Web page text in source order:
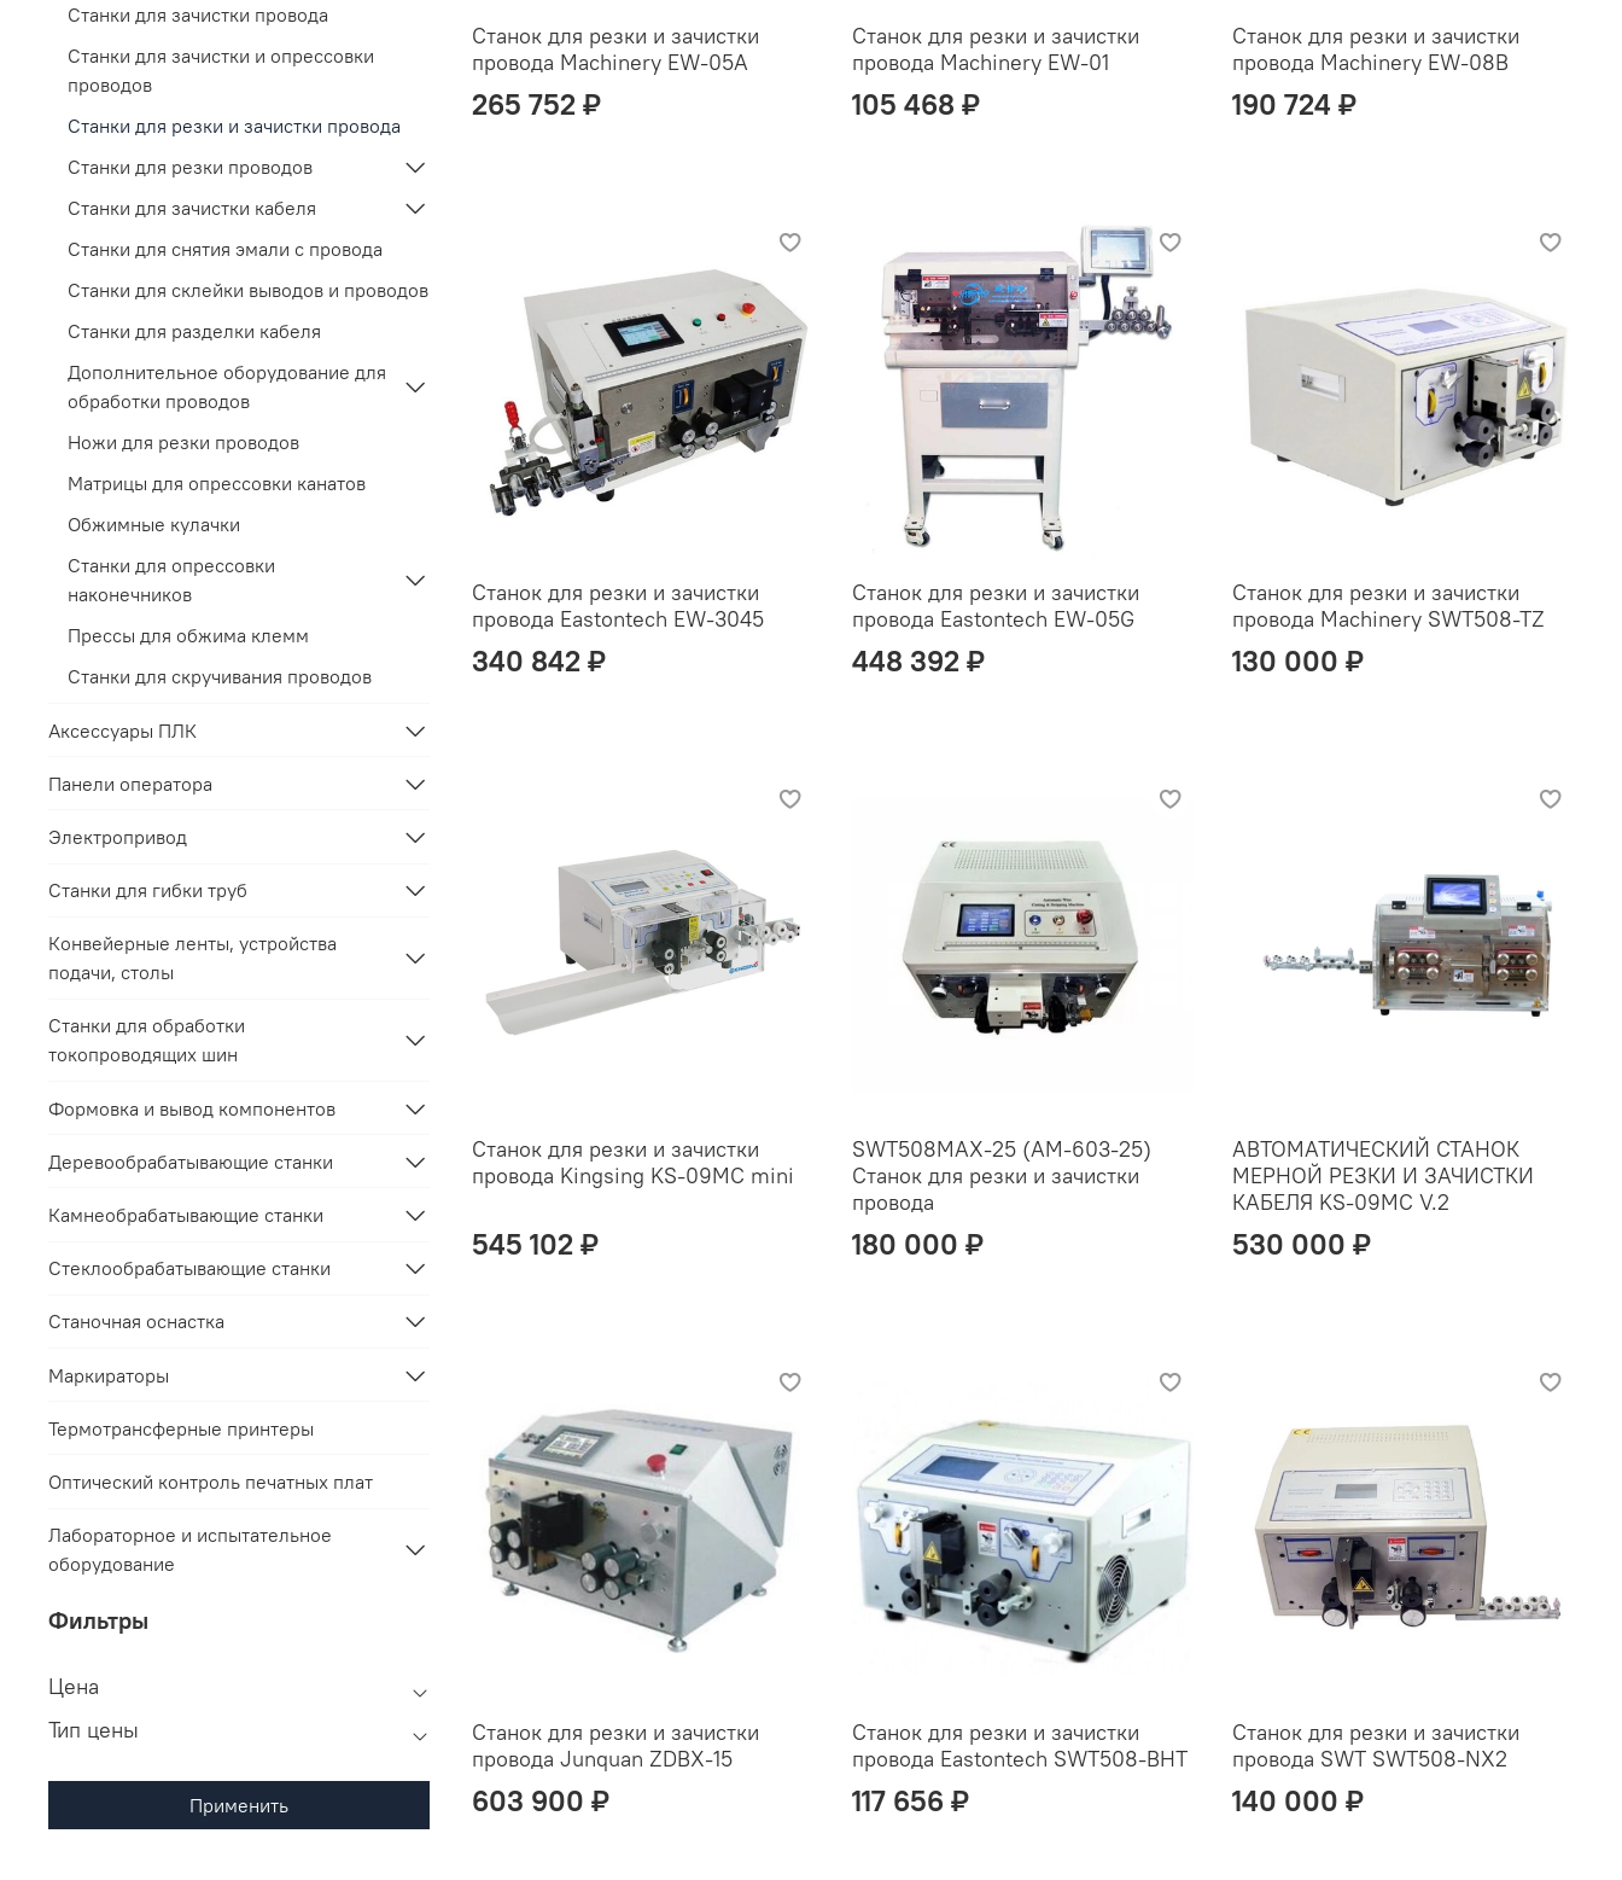
Станок для резки и зачистки
провода Machinery EW-05A
265 752 ₽
Станок для резки и зачистки
провода Machinery EW-01
105 468 ₽
Станок для резки и зачистки
провода Machinery EW-08B
190 724 ₽
Станок для резки и зачистки
провода Eastontech EW-3045
340 842 ₽
Станок для резки и зачистки
провода Eastontech EW-05G
448 392 ₽
Станок для резки и зачистки
провода Machinery SWT508-TZ
130 000 ₽
Станок для резки и зачистки
провода Kingsing KS-09MC mini
545 102 ₽
SWT508MAX-25 (AM-603-25)
Станок для резки и зачистки
провода
180 000 ₽
АВТОМАТИЧЕСКИЙ СТАНОК
МЕРНОЙ РЕЗКИ И ЗАЧИСТКИ
КАБЕЛЯ KS-09MC V.2
530 000 ₽
Станок для резки и зачистки
провода Junquan ZDBX-15
603 900 ₽
Станок для резки и зачистки
провода Eastontech SWT508-BHT
117 656 ₽
Станок для резки и зачистки
провода SWT SWT508-NX2
140 000 ₽
Станки для зачистки провода
Станки для зачистки и опрессовки
проводов
Станки для резки и зачистки провода
Станки для резки проводов
Станки для зачистки кабеля
Станки для снятия эмали с провода
Станки для склейки выводов и проводов
Станки для разделки кабеля
Дополнительное оборудование для
обработки проводов
Ножи для резки проводов
Матрицы для опрессовки канатов
Обжимные кулачки
Станки для опрессовки
наконечников
Прессы для обжима клемм
Станки для скручивания проводов
Аксессуары ПЛК
Панели оператора
Электропривод
Станки для гибки труб
Конвейерные ленты, устройства
подачи, столы
Станки для обработки
токопроводящих шин
Формовка и вывод компонентов
Деревообрабатывающие станки
Камнеобрабатывающие станки
Стеклообрабатывающие станки
Станочная оснастка
Маркираторы
Термотрансферные принтеры
Оптический контроль печатных плат
Лабораторное и испытательное
оборудование
Фильтры
Цена
Тип цены
Применить